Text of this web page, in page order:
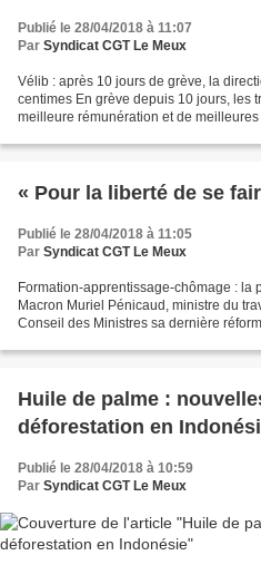
Publié le 28/04/2018 à 11:07
Par Syndicat CGT Le Meux
Vélib : après 10 jours de grève, la
centimes En grève depuis 10 jours, les
meilleure rémunération et de meilleures
« Pour la liberté de se
Publié le 28/04/2018 à 11:05
Par Syndicat CGT Le Meux
Formation-apprentissage-chômage : la
Macron Muriel Pénicaud, ministre du
Conseil des Ministres sa dernière
Huile de palme :
déforestation en
Publié le 28/04/2018 à 10:59
Par Syndicat CGT Le Meux